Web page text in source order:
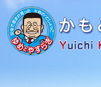
このページの本文へ